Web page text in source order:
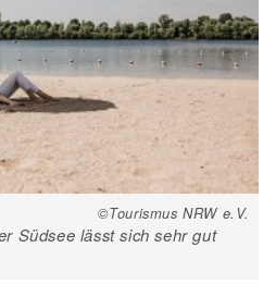
©Tourismus NRW e.V.
Südsee lässt sich sehr gut